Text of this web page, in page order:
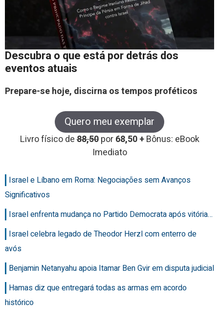
Descubra o que está por detrás dos
eventos atuais
Prepare-se hoje, discirna os tempos proféticos
Quero meu exemplar
Livro físico de88,50 por68,50 +Bônus: eBook
Imediato
Israel e Líbano em Roma: Negociações sem Avanços
Significativos
Israel enfrenta mudança no Partido Democrata após vitória…
Israel celebra legado de Theodor Herzl com enterro de
avós
Benjamin Netanyahu apoia Itamar Ben Gvir em disputa judicial
Hamas diz que entregará todas as armas em acordo
histórico